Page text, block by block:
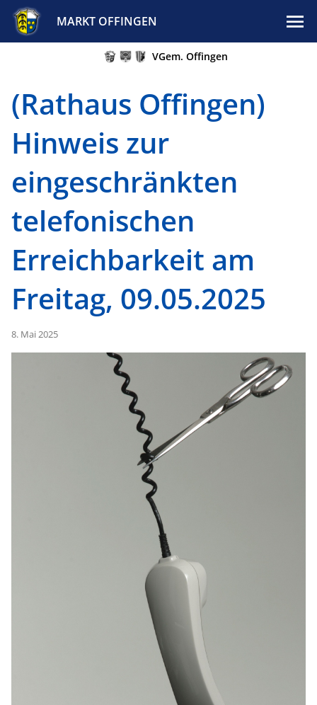
MARKT OFFINGEN
VGem. Offingen
(Rathaus Offingen)
Hinweis zur
eingeschränkten
telefonischen
Erreichbarkeit am
Freitag, 09.05.2025
8. Mai 2025